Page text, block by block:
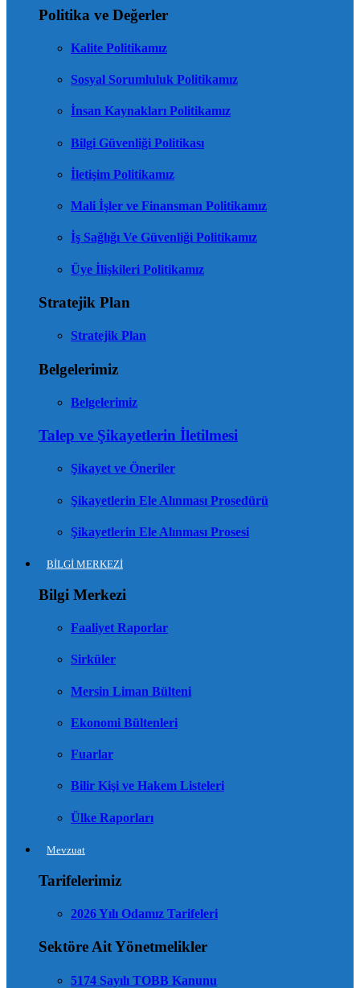
Politika ve Değerler
Kalite Politikamız
Sosyal Sorumluluk Politikamız
İnsan Kaynakları Politikamız
Bilgi Güvenliği Politikası
İletişim Politikamız
Mali İşler ve Finansman Politikamız
İş Sağlığı Ve Güvenliği Politikamız
Üye İlişkileri Politikamız
Stratejik Plan
Stratejik Plan
Belgelerimiz
Belgelerimiz
Talep ve Şikayetlerin İletilmesi
Şikayet ve Öneriler
Şikayetlerin Ele Alınması Prosedürü
Şikayetlerin Ele Alınması Prosesi
BİLGİ MERKEZİ
Bilgi Merkezi
Faaliyet Raporlar
Sirküler
Mersin Liman Bülteni
Ekonomi Bültenleri
Fuarlar
Bilir Kişi ve Hakem Listeleri
Ülke Raporları
Mevzuat
Tarifelerimiz
2026 Yılı Odamız Tarifeleri
Sektöre Ait Yönetmelikler
5174 Sayılı TOBB Kanunu